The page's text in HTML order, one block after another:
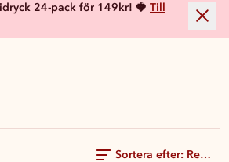
24-pack för 149kr! 🍓 Till
Sortera efter: